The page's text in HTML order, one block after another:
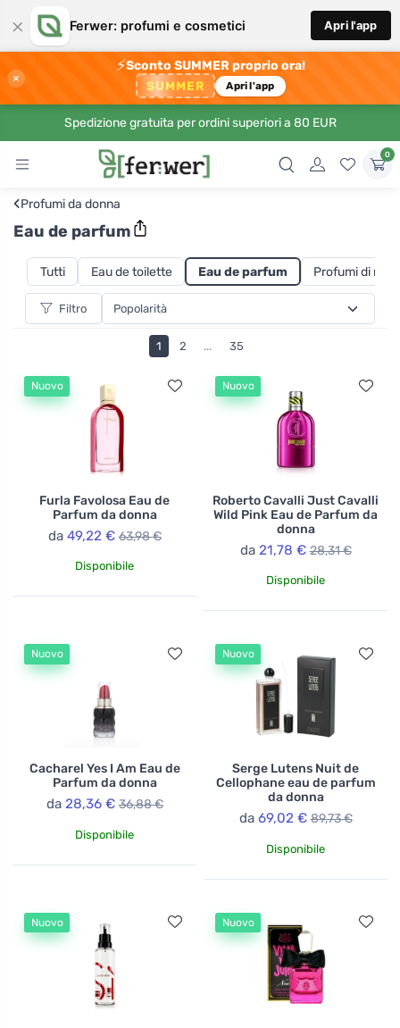
× Ferwer: profumi e cosmetici Apri l'app
×
⚡Sconto SUMMER proprio ora!
SUMMER Apri l'app
Spedizione gratuita per ordini superiori a 80 EUR
0
‹Profumi da donna
Eau de parfum
Tutti Eau de toilette Eau de parfum Profumi di
Filtro
1 2 ... 35
Nuovo
Furla Favolosa Eau de
Parfum da donna
da 49,22 € 63,98 €
Disponibile
Nuovo
Roberto Cavalli Just Cavalli
Wild Pink Eau de Parfum da
donna
da 21,78 € 28,31 €
Disponibile
Nuovo
Cacharel Yes I Am Eau de
Parfum da donna
da 28,36 € 36,88 €
Disponibile
Nuovo
Serge Lutens Nuit de
Cellophane eau de parfum
da donna
da 69,02 € 89,73 €
Disponibile
Nuovo Nuovo